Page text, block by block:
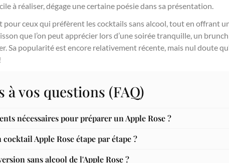
à réaliser, dégage une certaine poésie dans sa présentation.
pour ceux qui préfèrent les cocktails sans alcool, tout en offrant
que l’on peut apprécier lors d’une soirée tranquille, un
Sa popularité est encore relativement récente, mais nul doute
à vos questions (FAQ)
nécessaires pour préparer un Apple Rose ?
Apple Rose étape par étape ?
sans alcool de l'Apple Rose ?